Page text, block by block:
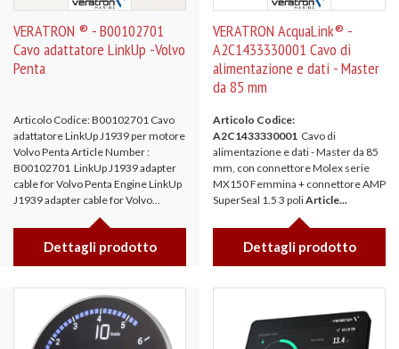
VERATRON ® - B00102701
Cavo adattatore LinkUp -Volvo
Penta
Articolo Codice: B00102701 Cavo
adattatore LinkUp J1939 per motore
Volvo Penta Article Number :
B00102701 LinkUp J1939 adapter
cable for Volvo Penta Engine LinkUp
J1939 adapter cable for Volvo...
Dettagli prodotto
VERATRON AcquaLink® -
A2C1433330001 Cavo di
alimentazione e dati - Master
da 85 mm
Articolo Codice:
A2C1433330001 Cavo di
alimentazione e dati - Master da 85
mm, con connettore Molex serie
MX150 Femmina + connettore AMP
SuperSeal 1.5 3 poliArticle...
Dettagli prodotto